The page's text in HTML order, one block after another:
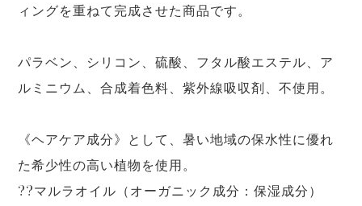
ィングを重ねて完成させた商品です。
パラベン、シリコン、硫酸、フタル酸エステル、ア
ルミニウム、合成着色料、紫外線吸収剤、不使用。
《ヘアケア成分》として、暑い地域の保水性に優れ
た希少性の高い植物を使用。
??マルラオイル（オーガニック成分：保湿成分）